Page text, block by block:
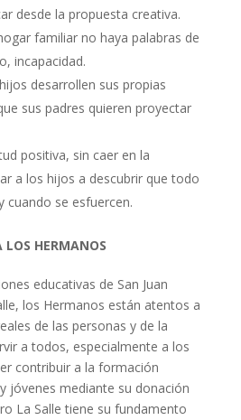
desde la propuesta creativa.
familiar no haya palabras de
incapacidad.
desarrollen sus propias
sus padres quieren proyectar
positiva, sin caer en la
a los hijos a descubrir que todo
cuando se esfuercen.
LOS HERMANOS
educativas de San Juan
los Hermanos están atentos a
de las personas y de la
a todos, especialmente a los
contribuir a la formación
jóvenes mediante su donación
La Salle tiene su fundamento